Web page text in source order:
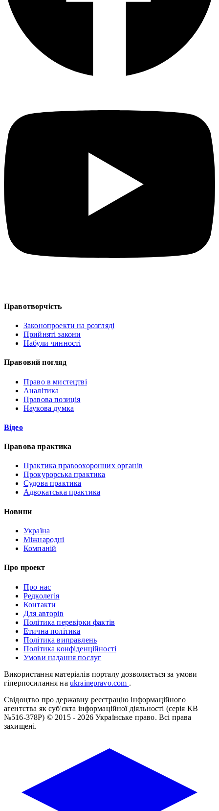
Правотворчість
Законопроекти на розгляді
Прийняті закони
Набули чинності
Правовий погляд
Право в мистецтві
Аналітика
Правова позиція
Наукова думка
Відео
Правова практика
Практика правоохоронних органів
Прокурорська практика
Судова практика
Адвокатська практика
Новини
Україна
Міжнародні
Компаній
Про проект
Про нас
Редколегія
Контакти
Для авторів
Політика перевірки фактів
Етична політика
Політика виправлень
Політика конфіденційності
Умови надання послуг
Використання матеріалів порталу дозволяється за умови
гіперпосилання на ukrainepravo.com .
Свідоцтво про державну реєстрацію інформаційного
агентства як суб'єкта інформаційної діяльності (серія КВ
№516-378Р) © 2015 - 2026 Українське право. Всі права
захищені.